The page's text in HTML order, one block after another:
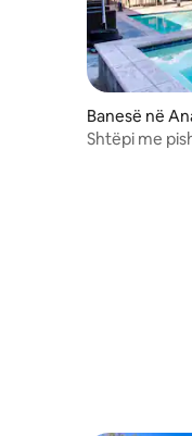
Banesë në
Shtëpi me